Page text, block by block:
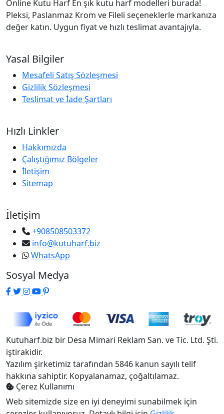
Online Kutu Harf En şık kutu harf modelleri burada!
Pleksi, Paslanmaz Krom ve Fileli seçeneklerle markanıza
değer katın. Uygun fiyat ve hızlı teslimat avantajıyla.
Yasal Bilgiler
Mesafeli Satış Sözleşmesi
Gizlilik Sözleşmesi
Teslimat ve İade Şartları
Hızlı Linkler
Hakkımızda
Çalıştığımız Bölgeler
İletişim
Sitemap
İletişim
+908508503372
info@kutuharf.biz
WhatsApp
Sosyal Medya
Kutuharf.biz bir Desa Mimari Reklam San. ve Tic. Ltd. Şti.
iştirakidir.
Yazılım şirketimiz tarafından 5846 kanun sayılı telif
hakkına sahiptir. Kopyalanamaz, çoğaltılamaz.
Çerez Kullanımı
Web sitemizde size en iyi deneyimi sunabilmek için